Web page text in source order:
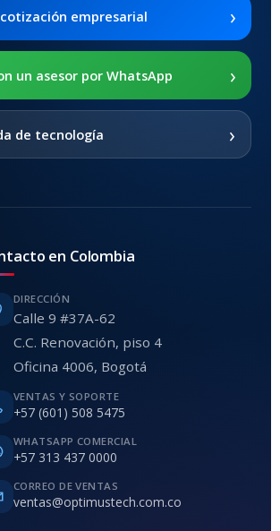
empresarial ›
un asesor por WhatsApp ›
de tecnología ›
en Colombia
DIRECCIÓN
Calle 9 #37A-62
C.C. Renovación, piso 4
Oficina 4006, Bogotá
VENTAS Y SOPORTE
+57 (601) 508 5475
WHATSAPP COMERCIAL
+57 313 437 0000
CORREO DE VENTAS
ventas@optimustech.com.co